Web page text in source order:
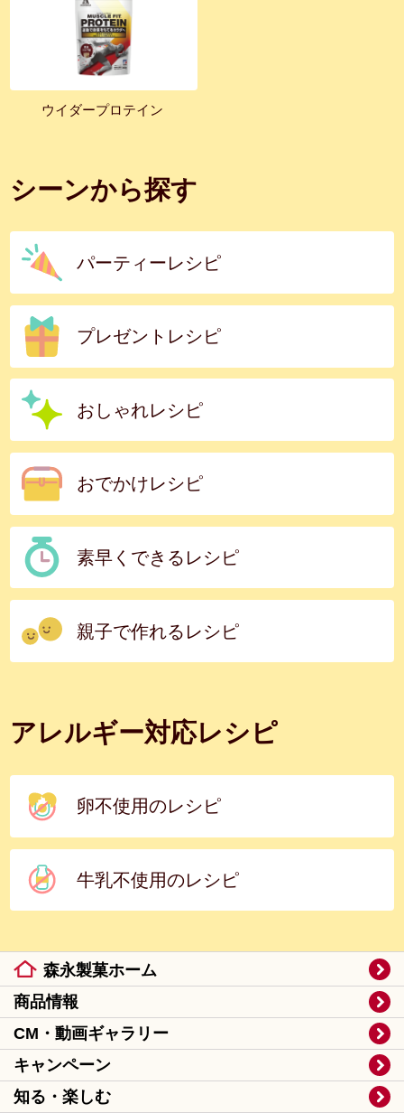
ウイダープロテイン
シーンから探す
パーティーレシピ
プレゼントレシピ
おしゃれレシピ
おでかけレシピ
素早くできるレシピ
親子で作れるレシピ
アレルギー対応レシピ
卵不使用のレシピ
牛乳不使用のレシピ
森永製菓ホーム
商品情報
CM・動画ギャラリー
キャンペーン
知る・楽しむ